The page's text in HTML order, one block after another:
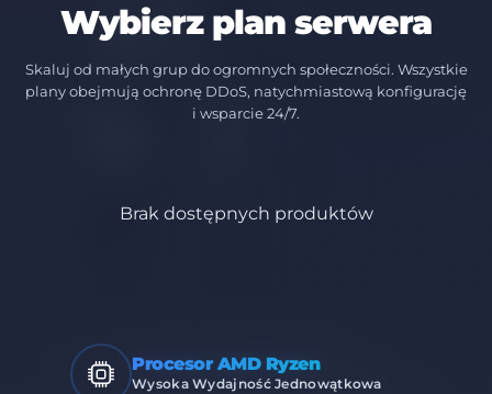
Wybierz plan serwera
Skaluj od małych grup do ogromnych społeczności. Wszystkie
plany obejmują ochronę DDoS, natychmiastową konfigurację
i wsparcie 24/7.
Brak dostępnych produktów
Procesor AMD Ryzen
Wysoka Wydajność Jednowątkowa